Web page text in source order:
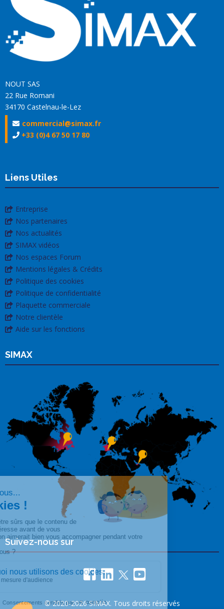
NOUT SAS
22 Rue Romani
34170 Castelnau-le-Lez
commercial@simax.fr
+33 (0)4 67 50 17 80
Liens Utiles
Entreprise
Nos partenaires
Nos actualités
SIMAX vidéos
Nos espaces Forum
Mentions légales & Crédits
Politique des cookies
Politique de confidentialité
Plaquette commerciale
Notre clientèle
Aide sur les fonctions
SIMAX
Suivez-nous sur
© 2020-2026 SIMAX. Tous droits réservés